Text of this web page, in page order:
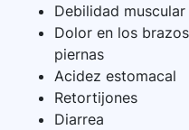
Debilidad muscular
Dolor en los
piernas
Acidez estomacal
Retortijones
Diarrea